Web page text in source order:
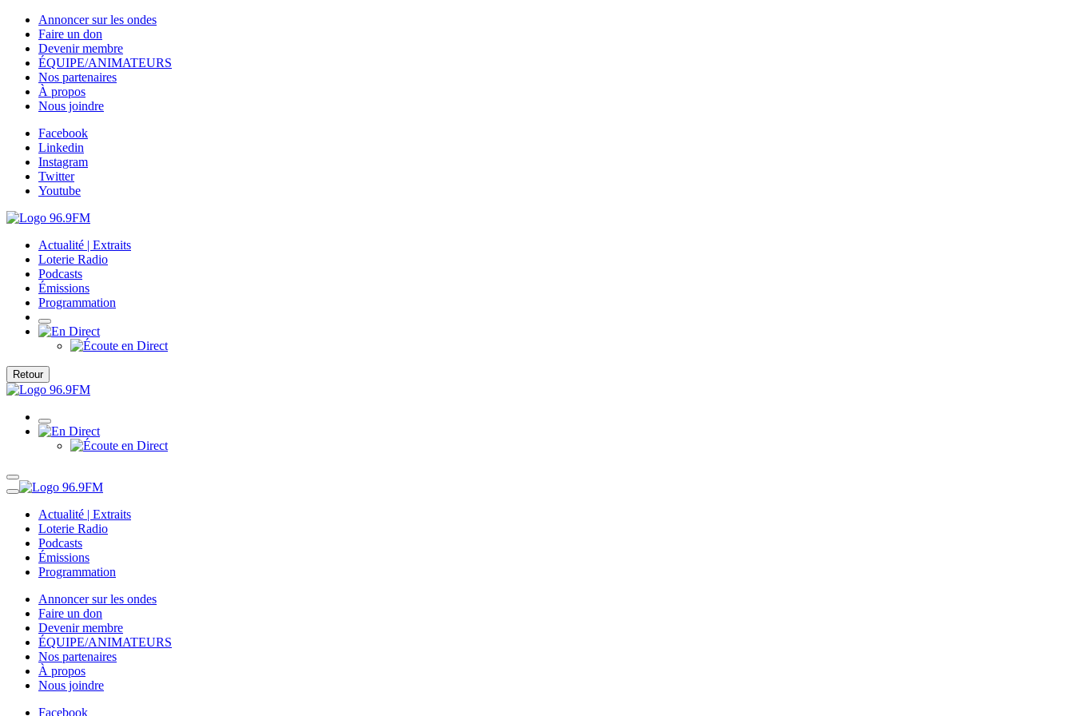
Annoncer sur les ondes
Faire un don
Devenir membre
ÉQUIPE/ANIMATEURS
Nos partenaires
À propos
Nous joindre
Facebook
Linkedin
Instagram
Twitter
Youtube
Actualité | Extraits
Loterie Radio
Podcasts
Émissions
Programmation
Retour
Actualité | Extraits
Loterie Radio
Podcasts
Émissions
Programmation
Annoncer sur les ondes
Faire un don
Devenir membre
ÉQUIPE/ANIMATEURS
Nos partenaires
À propos
Nous joindre
Facebook